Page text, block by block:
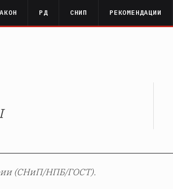
РД СНИП РЕКОМЕНДАЦИИ
(СНиП/НПБ/ГОСТ).